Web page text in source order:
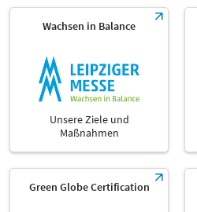
Wachsen in Balance
Unsere Ziele und
Maßnahmen
Green Globe Certification